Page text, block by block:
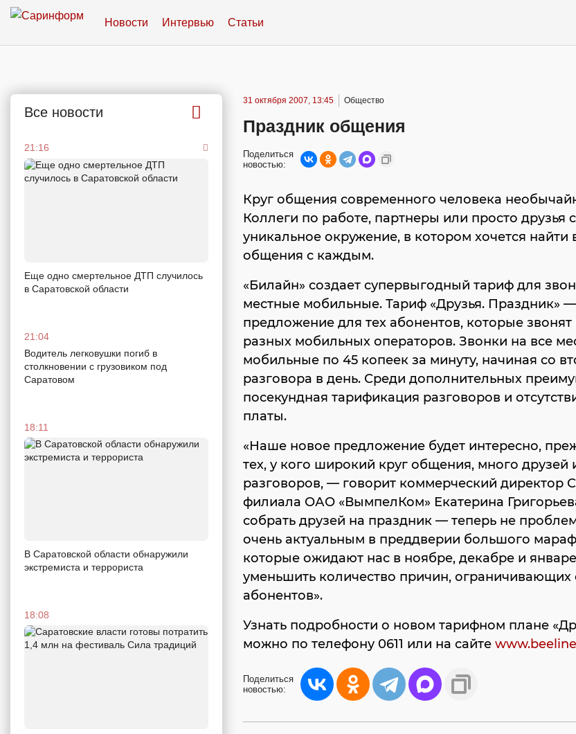
Новости Интервью Статьи
Все новости
21:16
Еще одно смертельное ДТП случилось
в Саратовской области
21:04
Водитель легковушки погиб в
столкновении с грузовиком под
Саратовом
18:11
В Саратовской области обнаружили
экстремиста и террориста
18:08
31 октября 2007, 13:45 Общество
Праздник общения
Поделиться
новостью:
Круг общения современного человека
Коллеги по работе, партнеры или просто друзья
уникальное окружение, в котором хочется найти
общения с каждым.
«Билайн» создает супервыгодный тариф для
местные мобильные. Тариф «Друзья. Праздник»
предложение для тех абонентов, которые
разных мобильных операторов. Звонки на все
мобильные по 45 копеек за минуту, начиная со
разговора в день. Среди дополнительных
посекундная тарификация разговоров и
платы.
«Наше новое предложение будет интересно,
тех, у кого широкий круг общения, много друзей
разговоров, — говорит коммерческий директор
филиала ОАО «ВымпелКом» Екатерина
собрать друзей на праздник — теперь не
очень актуальным в преддверии большого
которые ожидают нас в ноябре, декабре и
уменьшить количество причин,
абонентов».
Узнать подробности о новом тарифном плане
можно по телефону 0611 или на сайте
Поделиться
новостью: